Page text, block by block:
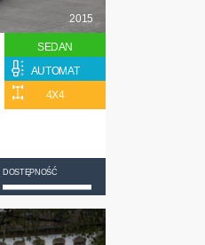
2015
SEDAN
AUTOMAT
4X4
DOSTĘPNOŚĆ